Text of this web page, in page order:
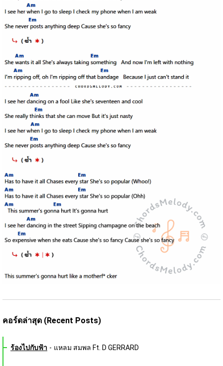
คอร์ดล่าสุด (Recent Posts)
ร้องไปกับฟ้า - แหลม สมพล Ft. D GERRARD